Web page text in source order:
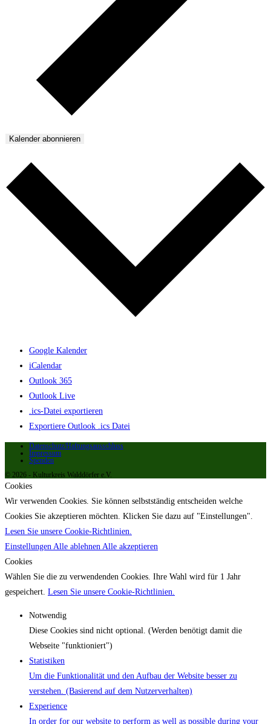
Kalender abonnieren
Google Kalender
iCalendar
Outlook 365
Outlook Live
.ics-Datei exportieren
Exportiere Outlook .ics Datei
Datenschutz/Haftungsausschluss
Impressum
Spenden
© 2026 - Kulturkreis Walddörfer e.V.
Cookies
Wir verwenden Cookies. Sie können selbstständig entscheiden welche
Cookies Sie akzeptieren möchten. Klicken Sie dazu auf "Einstellungen".
Lesen Sie unsere Cookie-Richtlinien.
Einstellungen Alle ablehnen Alle akzeptieren
Cookies
Wählen Sie die zu verwendenden Cookies. Ihre Wahl wird für 1 Jahr
gespeichert. Lesen Sie unsere Cookie-Richtlinien.
Notwendig
Diese Cookies sind nicht optional. (Werden benötigt damit die
Webseite "funktioniert")
Statistiken
Um die Funktionalität und den Aufbau der Website besser zu
verstehen. (Basierend auf dem Nutzerverhalten)
Experience
In order for our website to perform as well as possible during your